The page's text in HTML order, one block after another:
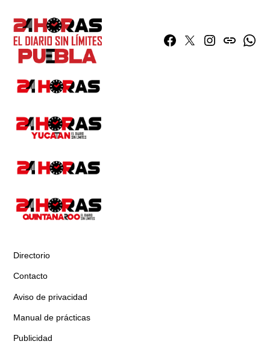
Facebook
TwitterInstagram
issuu
Directorio
Contacto
Aviso de privacidad
Manual de prácticas
Publicidad